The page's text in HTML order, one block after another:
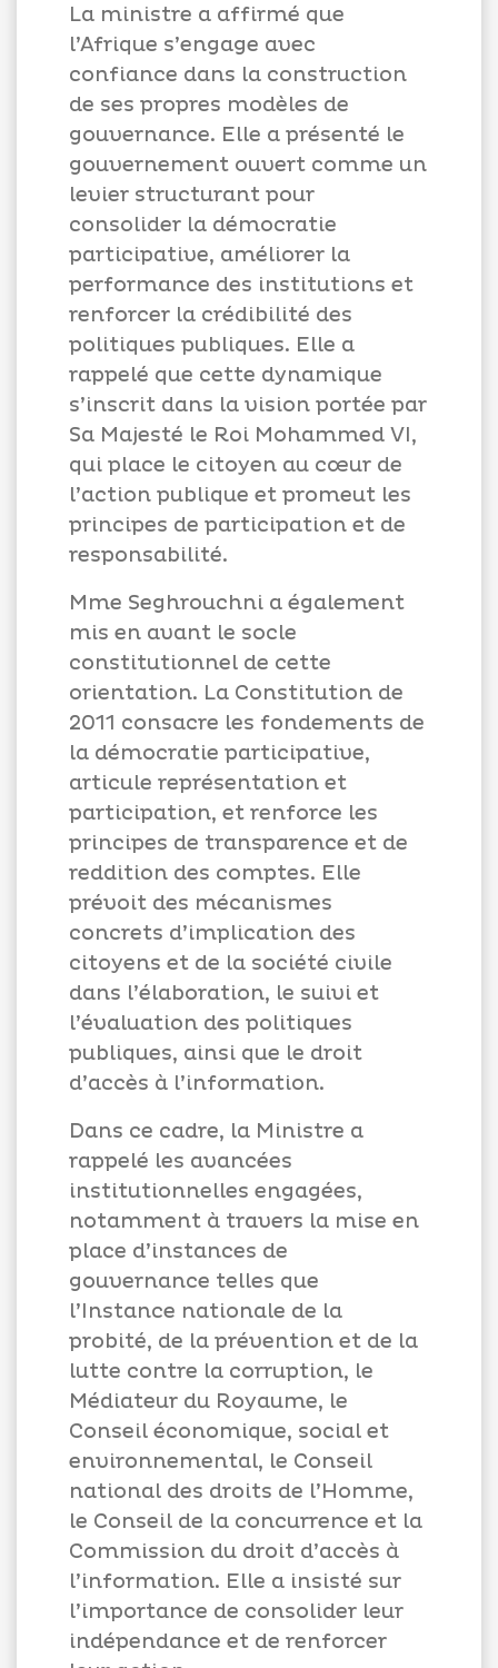
La ministre a affirmé que
l’Afrique s’engage avec
confiance dans la construction
de ses propres modèles de
gouvernance. Elle a présenté le
gouvernement ouvert comme un
levier structurant pour
consolider la démocratie
participative, améliorer la
performance des institutions et
renforcer la crédibilité des
politiques publiques. Elle a
rappelé que cette dynamique
s’inscrit dans la vision portée par
Sa Majesté le Roi Mohammed VI,
qui place le citoyen au cœur de
l’action publique et promeut les
principes de participation et de
responsabilité.
Mme Seghrouchni a également
mis en avant le socle
constitutionnel de cette
orientation. La Constitution de
2011 consacre les fondements de
la démocratie participative,
articule représentation et
participation, et renforce les
principes de transparence et de
reddition des comptes. Elle
prévoit des mécanismes
concrets d’implication des
citoyens et de la société civile
dans l’élaboration, le suivi et
l’évaluation des politiques
publiques, ainsi que le droit
d’accès à l’information.
Dans ce cadre, la Ministre a
rappelé les avancées
institutionnelles engagées,
notamment à travers la mise en
place d’instances de
gouvernance telles que
l’Instance nationale de la
probité, de la prévention et de la
lutte contre la corruption, le
Médiateur du Royaume, le
Conseil économique, social et
environnemental, le Conseil
national des droits de l’Homme,
le Conseil de la concurrence et la
Commission du droit d’accès à
l’information. Elle a insisté sur
l’importance de consolider leur
indépendance et de renforcer